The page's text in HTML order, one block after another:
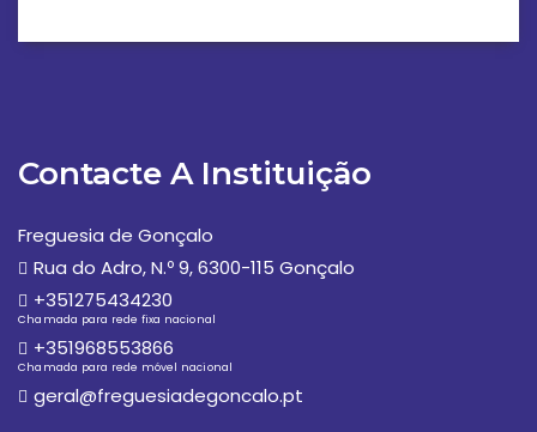
Contacte A Instituição
Freguesia de Gonçalo
Rua do Adro, N.º 9, 6300-115 Gonçalo
+351275434230
Chamada para rede fixa nacional
+351968553866
Chamada para rede móvel nacional
geral@freguesiadegoncalo.pt